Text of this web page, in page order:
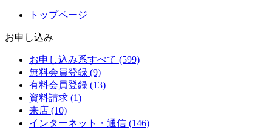
トップページ
お申し込み
お申し込み系すべて (599)
無料会員登録 (9)
有料会員登録 (13)
資料請求 (1)
来店 (10)
インターネット・通信 (146)